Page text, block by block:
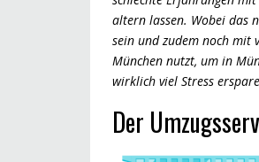
altern lassen. Wobei das
sein und zudem noch mit
München nutzt, um in
wirklich viel Stress
Der